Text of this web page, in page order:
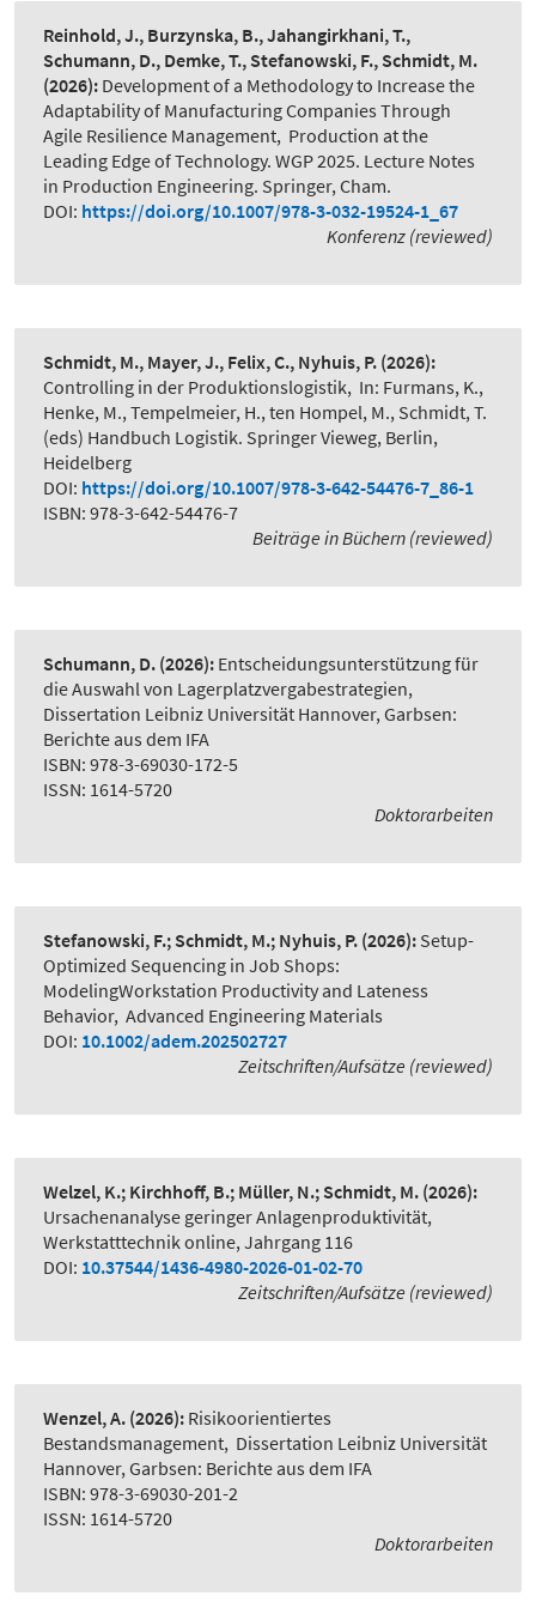
Reinhold, J., Burzynska, B., Jahangirkhani, T.,
Schumann, D., Demke, T., Stefanowski, F., Schmidt, M.
(2026): Development of a Methodology to Increase the
Adaptability of Manufacturing Companies Through
Agile Resilience Management, Production at the
Leading Edge of Technology. WGP 2025. Lecture Notes
in Production Engineering. Springer, Cham.
DOI: https://doi.org/10.1007/978-3-032-19524-1_67
Konferenz (reviewed)
Schmidt, M., Mayer, J., Felix, C., Nyhuis, P. (2026):
Controlling in der Produktionslogistik, In: Furmans, K.,
Henke, M., Tempelmeier, H., ten Hompel, M., Schmidt, T.
(eds) Handbuch Logistik. Springer Vieweg, Berlin,
Heidelberg
DOI: https://doi.org/10.1007/978-3-642-54476-7_86-1
ISBN: 978-3-642-54476-7
Beiträge in Büchern (reviewed)
Schumann, D. (2026): Entscheidungsunterstützung für
die Auswahl von Lagerplatzvergabestrategien,
Dissertation Leibniz Universität Hannover, Garbsen:
Berichte aus dem IFA
ISBN: 978-3-69030-172-5
ISSN: 1614-5720
Doktorarbeiten
Stefanowski, F.; Schmidt, M.; Nyhuis, P. (2026): Setup-
Optimized Sequencing in Job Shops:
ModelingWorkstation Productivity and Lateness
Behavior, Advanced Engineering Materials
DOI: 10.1002/adem.202502727
Zeitschriften/Aufsätze (reviewed)
Welzel, K.; Kirchhoff, B.; Müller, N.; Schmidt, M. (2026):
Ursachenanalyse geringer Anlagenproduktivität,
Werkstatttechnik online, Jahrgang 116
DOI: 10.37544/1436-4980-2026-01-02-70
Zeitschriften/Aufsätze (reviewed)
Wenzel, A. (2026): Risikoorientiertes
Bestandsmanagement, Dissertation Leibniz Universität
Hannover, Garbsen: Berichte aus dem IFA
ISBN: 978-3-69030-201-2
ISSN: 1614-5720
Doktorarbeiten